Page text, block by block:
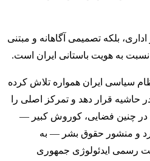
بلکه تصمیمی آگاهانه و مبتنی
نسبت به هویت باستانی ایران است.
سیاسی ایران همواره تلاش کرده
حاشیه قرار دهد و تمرکز اصلی را
در چنین فضایی، کوروش کبیر —
و منشور حقوق بشر — به
رسمی ایدئولوژی جمهوری